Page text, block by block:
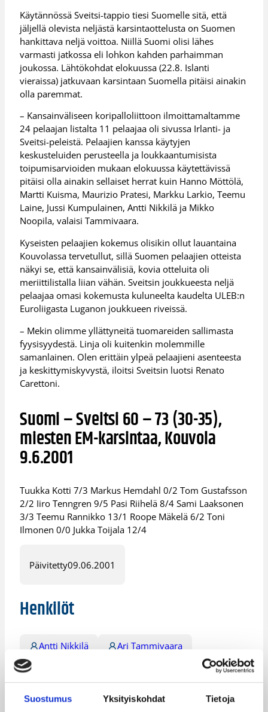
Suostumus Yksityiskohdat Tietoja
Käytännössä Sveitsi-tappio tiesi Suomelle sitä, että
jäljellä olevista neljästä karsintaottelusta on Suomen
hankittava neljä voittoa. Niillä Suomi olisi lähes
varmasti jatkossa eli lohkon kahden parhaimman
joukossa. Lähtökohdat elokuussa (22.8. Islanti
vieraissa) jatkuvaan karsintaan Suomella pitäisi ainakin
olla paremmat.
– Kansainväliseen koripalloliittoon ilmoittamaltamme
24 pelaajan listalta 11 pelaajaa oli sivussa Irlanti- ja
Sveitsi-peleistä. Pelaajien kanssa käytyjen
keskusteluiden perusteella ja loukkaantumisista
toipumisarvioiden mukaan elokuussa käytettävissä
pitäisi olla ainakin sellaiset herrat kuin Hanno Möttölä,
Martti Kuisma, Maurizio Pratesi, Markku Larkio, Teemu
Laine, Jussi Kumpulainen, Antti Nikkilä ja Mikko
Noopila, valaisi Tammivaara.
Kyseisten pelaajien kokemus olisikin ollut lauantaina
Kouvolassa tervetullut, sillä Suomen pelaajien otteista
näkyi se, että kansainvälisiä, kovia otteluita oli
meriittilistalla liian vähän. Sveitsin joukkueesta neljä
pelaajaa omasi kokemusta kuluneelta kaudelta ULEB:n
Euroliigasta Luganon joukkueen riveissä.
– Mekin olimme yllättyneitä tuomareiden sallimasta
fyysisyydestä. Linja oli kuitenkin molemmille
samanlainen. Olen erittäin ylpeä pelaajieni asenteesta
ja keskittymiskyvystä, iloitsi Sveitsin luotsi Renato
Carettoni.
Suomi – Sveitsi 60 – 73 (30-35),
miesten EM-karsintaa, Kouvola
9.6.2001
Tuukka Kotti 7/3 Markus Hemdahl 0/2 Tom Gustafsson
2/2 Iiro Tenngren 9/5 Pasi Riihelä 8/4 Sami Laaksonen
3/3 Teemu Rannikko 13/1 Roope Mäkelä 6/2 Toni
Ilmonen 0/0 Jukka Toijala 12/4
Päivitetty09.06.2001
Henkilöt
Antti Nikkilä
Ari Tammivaara